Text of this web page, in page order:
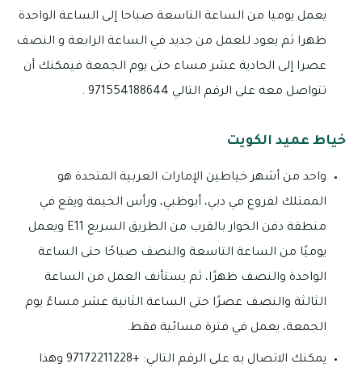
يعمل يوميا من الساعة التاسعة صباحا إلى الساعة الواحدة
ظهرا ثم يعود للعمل من جديد في الساعة الرابعة و النصف
عصرا إلى الحادية عشر مساء حتى يوم الجمعة فيمكنك أن
تتواصل معه على الرقم التالي 971554188644 .
خياط عميد الكويت
واحد من أشهر خياطين الإمارات العربية المتحدة هو
الممتلك لفروع في دبي، أبوظبي، ورأس الخيمة ويقع في
منطقة دفن الخوار بالقرب من الطريق السريع E11 ويعمل
يوميًا من الساعة التاسعة والنصف صباحًا حتى الساعة
الواحدة والنصف ظهرًا، ثم يستأنف العمل من الساعة
الثالثة والنصف عصرًا حتى الساعة الثانية عشر مساءً يوم
الجمعة، يعمل في فترة مسائية فقط.
يمكنك الاتصال به على الرقم التالي: +97172211228 وهذا